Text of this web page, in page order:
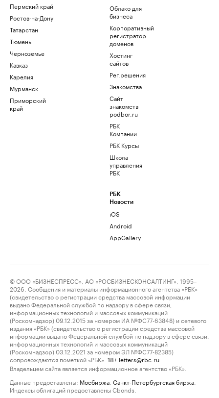
Пермский край
Ростов-на-Дону
Татарстан
Тюмень
Черноземье
Кавказ
Карелия
Мурманск
Приморский
край
Облако для
бизнеса
Корпоративный
регистратор
доменов
Хостинг
сайтов
Рег.решения
Знакомства
Сайт
знакомств
podbor.ru
РБК
Компании
РБК Курсы
Школа
управления
РБК
РБК
Новости
iOS
Android
AppGallery
© ООО «БИЗНЕСПРЕСС», АО «РОСБИЗНЕСКОНСАЛТИНГ», 1995–
2026. Сообщения и материалы информационного агентства «РБК»
(свидетельство о регистрации средства массовой информации
выдано Федеральной службой по надзору в сфере связи,
информационных технологий и массовых коммуникаций
(Роскомнадзор) 09.12.2015 за номером ИА №ФС77-63848) и сетевого
издания «РБК» (свидетельство о регистрации средства массовой
информации выдано Федеральной службой по надзору в сфере связи,
информационных технологий и массовых коммуникаций
(Роскомнадзор) 03.12.2021 за номером ЭЛ №ФС77-82385)
сопровождаются пометкой «РБК».
18+ letters@rbc.ru
Владельцем сайта является информационное агентство «РБК».
Данные предоставлены: Мосбиржа Санкт-Петербургская биржа
Индексы облигаций предоставлены Cbonds.